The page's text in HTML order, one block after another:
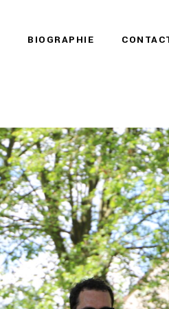
BIOGRAPHIE